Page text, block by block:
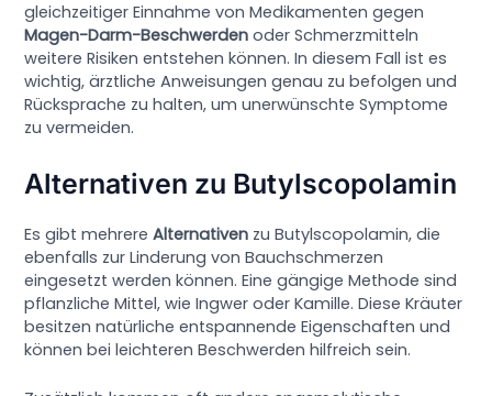
gleichzeitiger Einnahme von Medikamenten gegen
Magen-Darm-Beschwerden oder Schmerzmitteln
weitere Risiken entstehen können. In diesem Fall ist es
wichtig, ärztliche Anweisungen genau zu befolgen und
Rücksprache zu halten, um unerwünschte Symptome
zu vermeiden.
Alternativen zu Butylscopolamin
Es gibt mehrereAlternativen zu Butylscopolamin, die
ebenfalls zur Linderung von Bauchschmerzen
eingesetzt werden können. Eine gängige Methode sind
pflanzliche Mittel, wie Ingwer oder Kamille. Diese Kräuter
besitzen natürliche entspannende Eigenschaften und
können bei leichteren Beschwerden hilfreich sein.